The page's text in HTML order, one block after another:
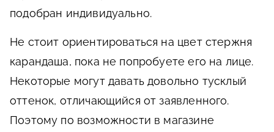
подобран индивидуально.
Не стоит ориентироваться на цвет стержня
карандаша, пока не попробуете его на лице.
Некоторые могут давать довольно тусклый
оттенок, отличающийся от заявленного.
Поэтому по возможности в магазине